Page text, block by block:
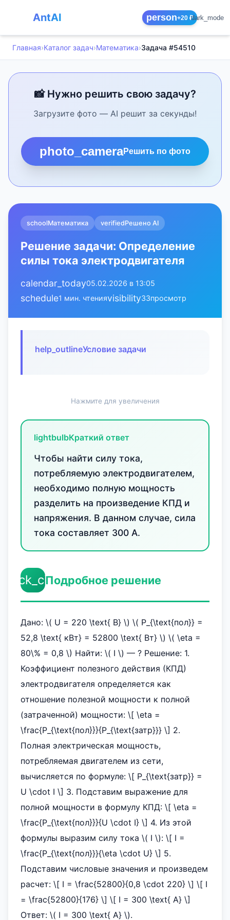
AntAI person+20 ₽dark_mode
Главная›Каталог задач›Математика›Задача #54510
📸 Нужно решить свою задачу?
Загрузите фото — AI решит за секунды!
photo_cameraРешить по фото
schoolМатематика verifiedРешено AI
Решение задачи: Определение
силы тока электродвигателя
calendar_today05.02.2026 в 13:05
schedule1 мин. чтенияvisibility33просмотр
help_outlineУсловие задачи
Нажмите для увеличения
lightbulbКраткий ответ
Чтобы найти силу тока,
потребляемую электродвигателем,
необходимо полную мощность
разделить на произведение КПД и
напряжения. В данном случае, сила
тока составляет 300 А.
Подробное решение
Дано: \( U = 220 \text{ В} \) \( P_{\text{пол}} =
52,8 \text{ кВт} = 52800 \text{ Вт} \) \( \eta =
80\% = 0,8 \) Найти: \( I \) — ? Решение: 1.
Коэффициент полезного действия (КПД)
электродвигателя определяется как
отношение полезной мощности к полной
(затраченной) мощности: \[ \eta =
\frac{P_{\text{пол}}}{P_{\text{затр}}} \] 2.
Полная электрическая мощность,
потребляемая двигателем из сети,
вычисляется по формуле: \[ P_{\text{затр}} =
U \cdot I \] 3. Подставим выражение для
полной мощности в формулу КПД: \[ \eta =
\frac{P_{\text{пол}}}{U \cdot I} \] 4. Из этой
формулы выразим силу тока \( I \): \[ I =
\frac{P_{\text{пол}}}{\eta \cdot U} \] 5.
Подставим числовые значения и произведем
расчет: \[ I = \frac{52800}{0,8 \cdot 220} \] \[ I
= \frac{52800}{176} \] \[ I = 300 \text{ А} \]
Ответ: \( I = 300 \text{ А} \).